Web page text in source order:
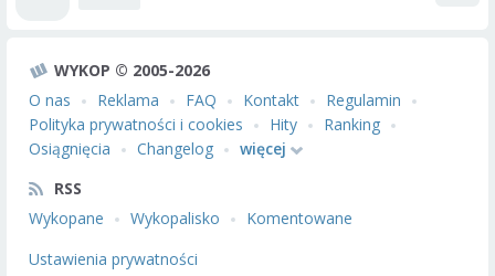
WYKOP © 2005-2026
O nas
Reklama FAQ Kontakt
Regulamin
Polityka prywatności i cookies
Hity
Ranking
Osiągnięcia
Changelog
więcej
RSS
Wykopane
Wykopalisko
Komentowane
Ustawienia prywatności